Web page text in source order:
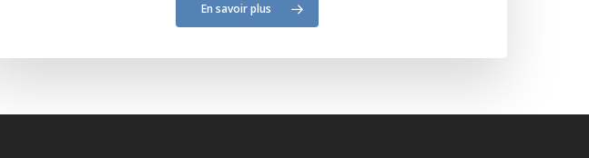
En savoir plus